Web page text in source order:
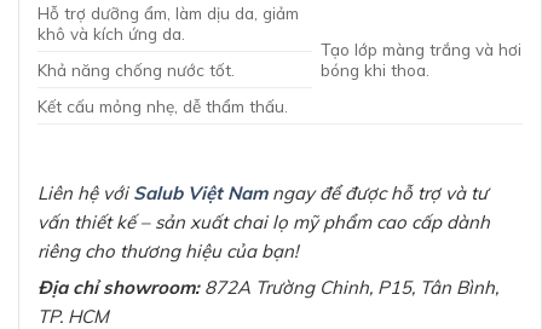
Hỗ trợ dưỡng ẩm, làm dịu da, giảm
khô và kích ứng da.
Tạo lớp màng trắng và hơi
bóng khi thoa.
Khả năng chống nước tốt.
Kết cấu mỏng nhẹ, dễ thẩm thấu.
Liên hệ với Salub Việt Namngay để được hỗ trợ và tư
vấn thiết kế – sản xuất chai lọ mỹ phẩm cao cấp dành
riêng cho thương hiệu của bạn!
Địa chỉ showroom:872A Trường Chinh, P15, Tân Bình,
TP. HCM